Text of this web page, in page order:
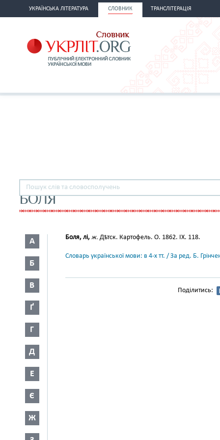
УКРАЇНСЬКА ЛІТЕРАТУРА СЛОВНИК ТРАНСЛІТЕРАЦІЯ
БОЛЯ
А
Б
В
Ґ
Г
Д
Е
Є
Ж
Боля, лі, ж. Дѣтск. Картофель. О. 1862. IX. 118.
Словарь української мови: в 4-х тт. / За ред. Б.
Поділитись: